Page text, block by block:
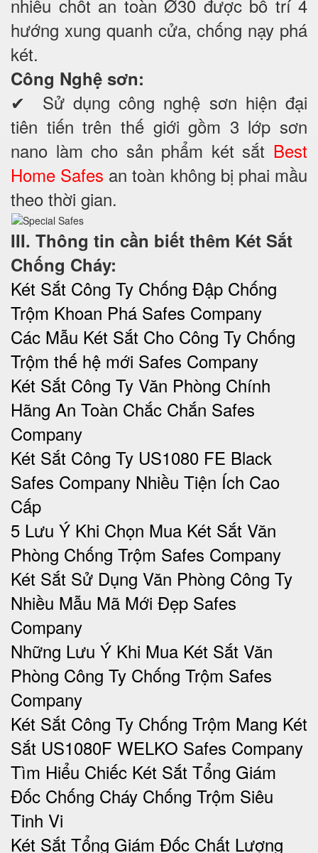
nhiều chốt an toàn Ø30 được bố trí 4
hướng xung quanh cửa, chống nạy phá
két.
Công Nghệ sơn:
✔ Sử dụng công nghệ sơn hiện đại
tiên tiến trên thế giới gồm 3 lớp sơn
nano làm cho sản phẩm két sắt Best
Home Safes an toàn không bị phai mầu
theo thời gian.
III. Thông tin cần biết thêm Két Sắt
Chống Cháy:
Két Sắt Công Ty Chống Đập Chống
Trộm Khoan Phá Safes Company
Các Mẫu Két Sắt Cho Công Ty Chống
Trộm thế hệ mới Safes Company
Két Sắt Công Ty Văn Phòng Chính
Hãng An Toàn Chắc Chắn Safes
Company
Két Sắt Công Ty US1080 FE Black
Safes Company Nhiều Tiện Ích Cao
Cấp
5 Lưu Ý Khi Chọn Mua Két Sắt Văn
Phòng Chống Trộm Safes Company
Két Sắt Sử Dụng Văn Phòng Công Ty
Nhiều Mẫu Mã Mới Đẹp Safes
Company
Những Lưu Ý Khi Mua Két Sắt Văn
Phòng Công Ty Chống Trộm Safes
Company
Két Sắt Công Ty Chống Trộm Mang Két
Sắt US1080F WELKO Safes Company
Tìm Hiểu Chiếc Két Sắt Tổng Giám
Đốc Chống Cháy Chống Trộm Siêu
Tinh Vi
Két Sắt Tổng Giám Đốc Chất Lượng